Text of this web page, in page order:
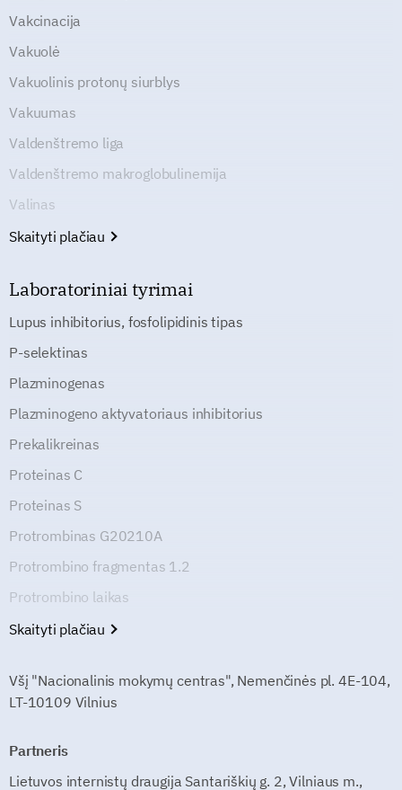
Vakcinacija
Vakuolė
Vakuolinis protonų siurblys
Vakuumas
Valdenštremo liga
Valdenštremo makroglobulinemija
Valinas
Skaityti plačiau
Laboratoriniai tyrimai
Lupus inhibitorius, fosfolipidinis tipas
P-selektinas
Plazminogenas
Plazminogeno aktyvatoriaus inhibitorius
Prekalikreinas
Proteinas C
Proteinas S
Protrombinas G20210A
Protrombino fragmentas 1.2
Protrombino laikas
Skaityti plačiau
Všį "Nacionalinis mokymų centras", Nemenčinės pl. 4E-104,
LT-10109 Vilnius
Partneris
Lietuvos internistų draugija Santariškių g. 2, Vilniaus m.,